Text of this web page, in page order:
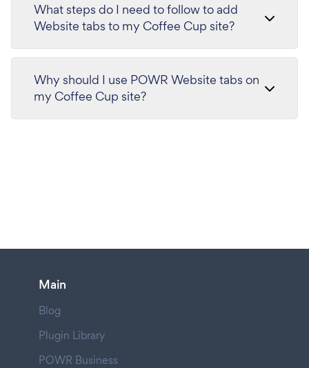
What steps do I need to follow to add
Website tabs to my Coffee Cup site?
Why should I use POWR Website tabs on
my Coffee Cup site?
Main
Blog
Plugin Library
POWR Business